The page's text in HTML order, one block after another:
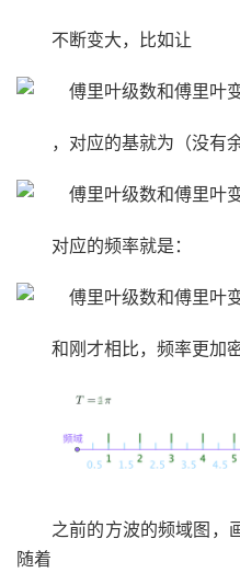
不断变大，比如让
，对应的基就为（没有
对应的频率就是：
和刚才相比，频率更加密
之前的方波的频域图，
随着